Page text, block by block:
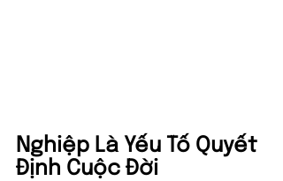
Nghiệp Là Yếu Tố Quyết
Định Cuộc Đời